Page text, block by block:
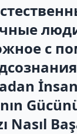
с
Nasıl